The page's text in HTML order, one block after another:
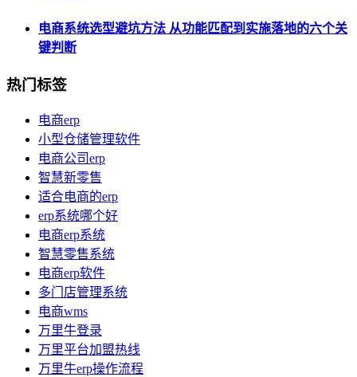
电商系统选型避坑方法 从功能匹配到实施落地的六个关
键判断
热门标签
电商erp
小型仓储管理软件
电商公司erp
智慧新零售
适合电商的erp
erp系统哪个好
电商erp系统
智慧零售系统
电商erp软件
多门店管理系统
电商wms
万里牛登录
万里平台加盟热线
万里牛erp操作流程